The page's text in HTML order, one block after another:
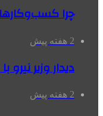
چرا
2 هفته پیش
دیدار وزیر
2 هفته پیش